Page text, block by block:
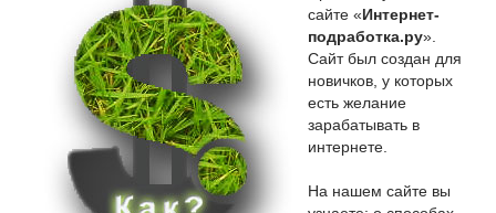
сайте «Интернет-
подработка.ру».
Сайт был создан для
новичков, у которых
есть желание
зарабатывать в
интернете.
На нашем сайте вы